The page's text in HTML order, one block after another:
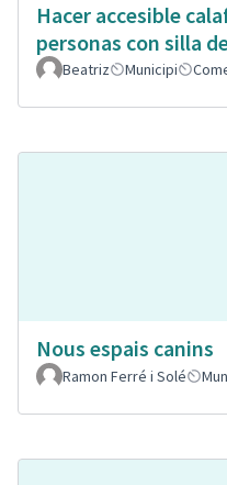
Hacer accesible
personas con silla
Beatriz Municipi
Nous espais canins
Ramon Ferré i Solé